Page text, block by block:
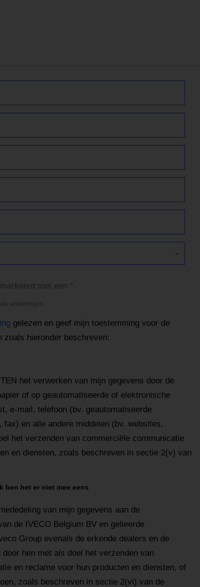
met een *.
verklaringen
gelezen en geef mijn toestemming voor de
zoals hieronder beschreven:
het verwerken van mijn gegevens door de
of op geautomatiseerde of elektronische
e-mail, telefoon (bv. geautomatiseerde
fax) en alle andere middelen (bv. websites,
het verzenden van commerciële communicatie
en diensten, zoals beschreven in sectie 2(v) van
ben het er niet mee eens
van mijn gegevens aan de
de IVECO Belgium BV en gelieerde
Group evenals de erkende dealers en de
hen met als doel het verzenden van
en reclame voor hun producten en diensten, of
zoals beschreven in sectie 2(vi) van de